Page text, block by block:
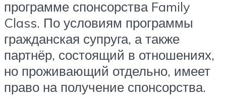
программе спонсорства Family
Class. По условиям программы
гражданская супруга, а также
партнёр, состоящий в отношениях,
но проживающий отдельно, имеет
право на получение спонсорства.